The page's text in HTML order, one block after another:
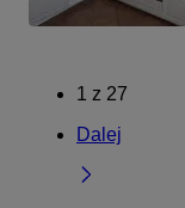
1 z 27
Dalej